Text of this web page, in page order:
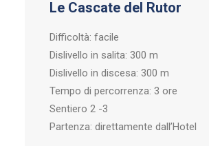
Le Cascate del Rutor
Difficoltà: facile
Dislivello in salita: 300 m
Dislivello in discesa: 300 m
Tempo di percorrenza: 3 ore
Sentiero 2 -3
Partenza: direttamente dall’Hotel